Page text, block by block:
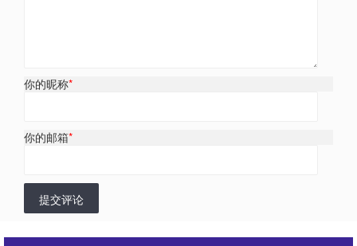
你的昵称*
你的邮箱*
提交评论